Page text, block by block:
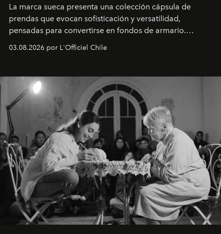
La marca sueca presenta una colección cápsula de
prendas que evocan sofisticación y versatilidad,
pensadas para convertirse en fondos de armario.
03.08.2026 por L'Officiel Chile